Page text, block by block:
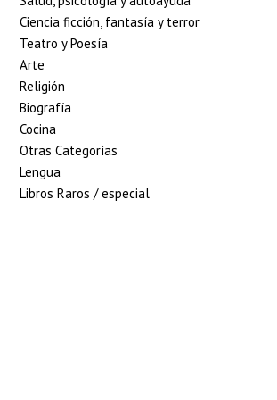
Ciencia ficción, fantasía y terror
Teatro y Poesía
Arte
Religión
Biografía
Cocina
Otras Categorías
Lengua
Libros Raros / especial